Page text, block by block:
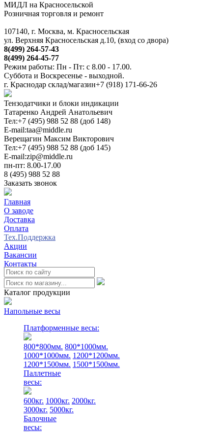
МИДЛ на Красносельской
Розничная торговля и ремонт
107140, г. Москва, м. Красносельская
ул. Верхняя Красносельская д.10, (вход со двора)
8(499) 264-57-43
8(499) 264-45-77
Режим работы: Пн - Пт: с 8.00 - 17.00.
Суббота и Воскресенье - выходной.
г. Краснодар склад/магазин+7 (918) 171-66-26
Тензодатчики и блоки индикации
Татаренко Андрей Анатольевич
Тел:+7 (495) 988 52 88 (доб 148)
E-mail:taa@middle.ru
Верещагин Максим Викторович
Тел:+7 (495) 988 52 88 (доб 145)
E-mail:zip@middle.ru
пн-пт: 8.00-17.00
8 (495) 988 52 88
Заказать звонок
Главная
О заводе
Доставка
Оплата
Тех.Поддержка
Акции
Вакансии
Контакты
Каталог продукции
Напольные весы
Платформенные весы:
800*800мм. 800*1000мм.
1000*1000мм. 1200*1200мм.
1200*1500мм. 1500*1500мм.
Паллетные
весы:
600кг. 1000кг. 2000кг.
3000кг. 5000кг.
Балочные
весы:
0